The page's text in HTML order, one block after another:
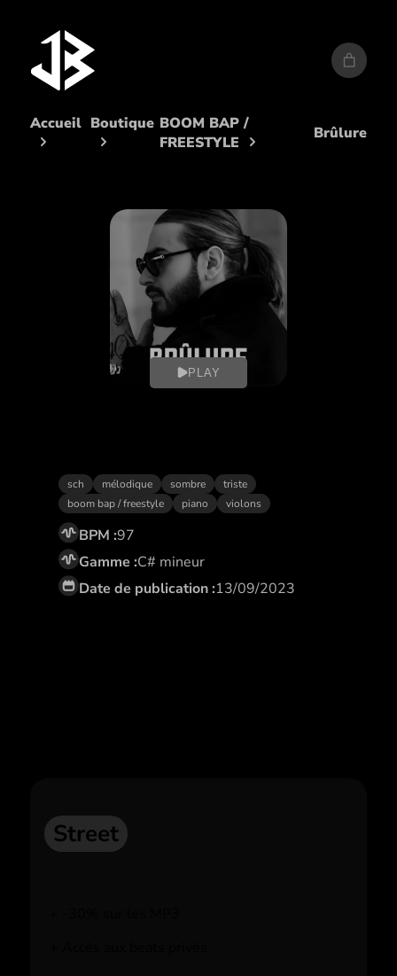
Accueil Boutique BOOM BAP /
FREESTYLE
Brûlure
PLAY
sch mélodique sombre
triste
boom bap / freestyle
piano violons
BPM :97
Gamme :C# mineur
Date de publication :13/09/2023
Street